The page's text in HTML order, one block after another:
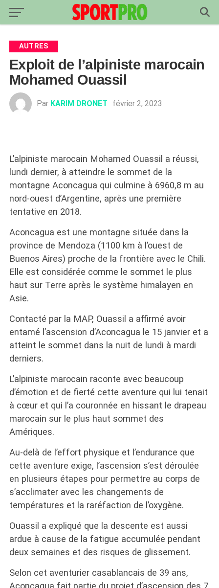
AUTRES
Exploit de l’alpiniste marocain
Mohamed Ouassil
Par KARIM DRONET février 2, 2023
L’alpiniste marocain Mohamed Ouassil a réussi,
lundi dernier, à atteindre le sommet de la
montagne Aconcagua qui culmine à 6960,8 m au
nord-ouest d’Argentine, après une première
tentative en 2018.
Aconcagua est une montagne située dans la
province de Mendoza (1100 km à l’ouest de
Buenos Aires) proche de la frontière avec le Chili.
Elle est considérée comme le sommet le plus
haut sur Terre après le système himalayen en
Asie.
Contacté par la MAP, Ouassil a affirmé avoir
entamé l’ascension d’Aconcagua le 15 janvier et a
atteint le sommet dans la nuit de lundi à mardi
derniers.
L’alpiniste marocain raconte avec beaucoup
d’émotion et de fierté cette aventure qui lui tenait
à cœur et qui l’a couronnée en hissant le drapeau
marocain sur le plus haut sommet des
Amériques.
Au-delà de l’effort physique et l’endurance que
cette aventure exige, l’ascension s’est déroulée
en plusieurs étapes pour permettre au corps de
s’acclimater avec les changements de
températures et la raréfaction de l’oxygène.
Ouassil a expliqué que la descente est aussi
ardue à cause de la fatigue accumulée pendant
deux semaines et des risques de glissement.
Selon cet aventurier casablancais de 39 ans,
Aconcagua fait partie du projet d’ascension des 7